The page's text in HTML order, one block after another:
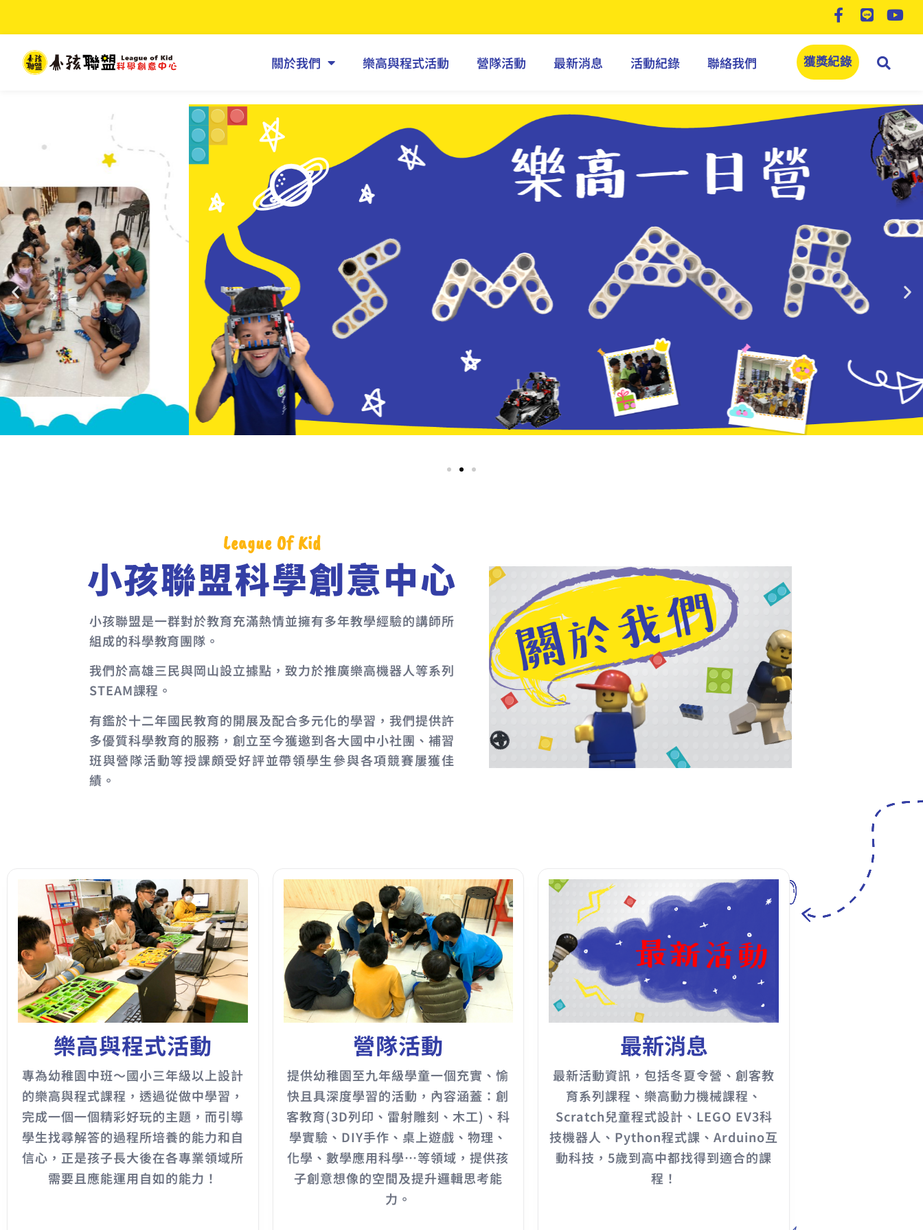
關於我們 樂高與程式活動 營隊活動 最新消息 活動紀錄 聯絡我們 獲獎紀錄
League Of Kid
小孩聯盟科學創意中心
小孩聯盟是一群對於教育充滿熱情並擁有多年教學經驗的講師所
組成的科學教育團隊。
我們於高雄三民與岡山設立據點，致力於推廣樂高機器人等系列
STEAM課程。
有鑑於十二年國民教育的開展及配合多元化的學習，我們提供許
多優質科學教育的服務，創立至今獲邀到各大國中小社團、補習
班與營隊活動等授課頗受好評並帶領學生參與各項競賽屢獲佳
績。
樂高與程式活動
專為幼稚園中班～國小三年級以上設計
的樂高與程式課程，透過從做中學習，
完成一個一個精彩好玩的主題，而引導
學生找尋解答的過程所培養的能力和自
信心，正是孩子長大後在各專業領域所
需要且應能運用自如的能力！
營隊活動
提供幼稚園至九年級學童一個充實、愉
快且具深度學習的活動，內容涵蓋：創
客教育(3D列印、雷射雕刻、木工)、科
學實驗、DIY手作、桌上遊戲、物理、
化學、數學應用科學…等領域，提供孩
子創意想像的空間及提升邏輯思考能
力。
最新消息
最新活動資訊，包括冬夏令營、創客教
育系列課程、樂高動力機械課程、
Scratch兒童程式設計、LEGO EV3科
技機器人、Python程式課、Arduino互
動科技，5歲到高中都找得到適合的課
程！